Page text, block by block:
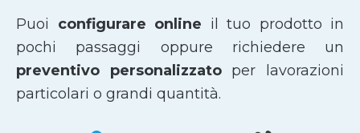
Puoi configurare online il tuo prodotto in
pochi passaggi oppure richiedere un
preventivo personalizzatoper lavorazioni
particolari o grandi quantità.